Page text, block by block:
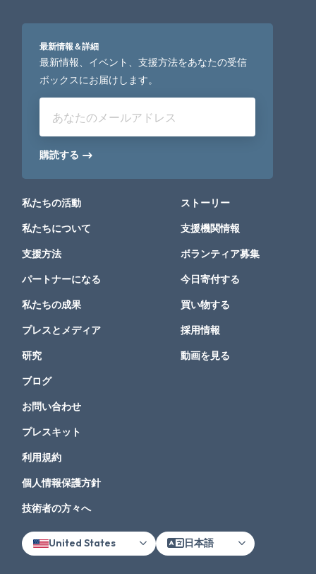
最新情報＆詳細
最新情報、イベント、支援方法をあなたの受信
ボックスにお届けします。
あなたのメールアドレス
購読する
私たちの活動
私たちについて
支援方法
パートナーになる
私たちの成果
プレスとメディア
研究
ストーリー
支援機関情報
ボランティア募集
今日寄付する
買い物する
採用情報
動画を見る
ブログ
お問い合わせ
プレスキット
利用規約
個人情報保護方針
技術者の方々へ
United States 日本語